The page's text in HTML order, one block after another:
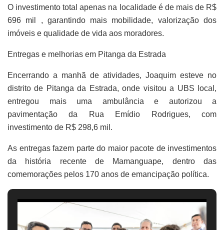
O investimento total apenas na localidade é de mais de R$
696 mil , garantindo mais mobilidade, valorização dos
imóveis e qualidade de vida aos moradores.
Entregas e melhorias em Pitanga da Estrada
Encerrando a manhã de atividades, Joaquim esteve no
distrito de Pitanga da Estrada, onde visitou a UBS local,
entregou mais uma ambulância e autorizou a
pavimentação da Rua Emídio Rodrigues, com
investimento de R$ 298,6 mil.
As entregas fazem parte do maior pacote de investimentos
da história recente de Mamanguape, dentro das
comemorações pelos 170 anos de emancipação política.